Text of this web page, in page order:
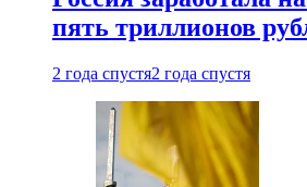
пять триллионов
2 года спустя2 года спустя